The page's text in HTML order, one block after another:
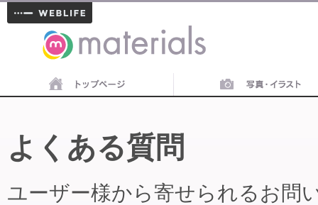
materials
よくある質問
ユーザー様から寄せられるお問